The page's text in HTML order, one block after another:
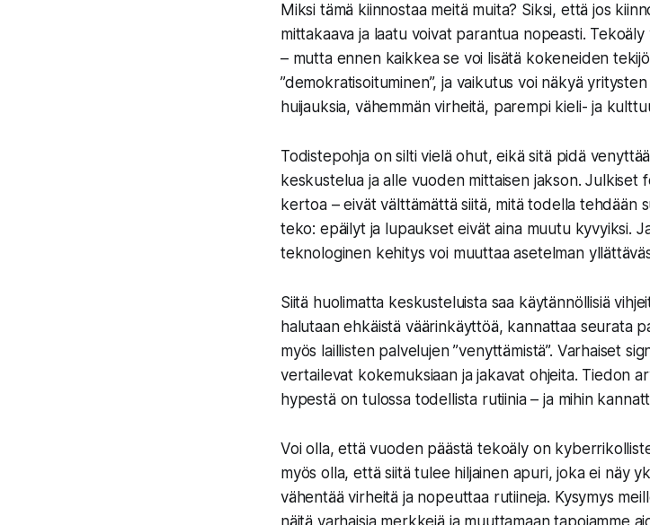
Miksi tämä kiinnostaa meitä muita? Siksi, että jos
mittakaava ja laatu voivat parantua nopeasti.
– mutta ennen kaikkea se voi lisätä kokeneiden
”demokratisoituminen”, ja vaikutus voi näkyä
huijauksia, vähemmän virheitä, parempi kieli- ja
Todistepohja on silti vielä ohut, eikä sitä pidä
keskustelua ja alle vuoden mittaisen jakson.
kertoa – eivät välttämättä siitä, mitä todella tehdään
teko: epäilyt ja lupaukset eivät aina muutu kyvyiksi.
teknologinen kehitys voi muuttaa asetelman
Siitä huolimatta keskusteluista saa käytännöllisiä
halutaan ehkäistä väärinkäyttöä, kannattaa seurata
myös laillisten palvelujen ”venyttämistä”. Varhaiset
vertailevat kokemuksiaan ja jakavat ohjeita. Tiedon
hypestä on tulossa todellista rutiinia – ja mihin
Voi olla, että vuoden päästä tekoäly on
myös olla, että siitä tulee hiljainen apuri, joka ei näy
vähentää virheitä ja nopeuttaa rutiineja. Kysymys
näitä varhaisia merkkejä ja muuttamaan tapojamme